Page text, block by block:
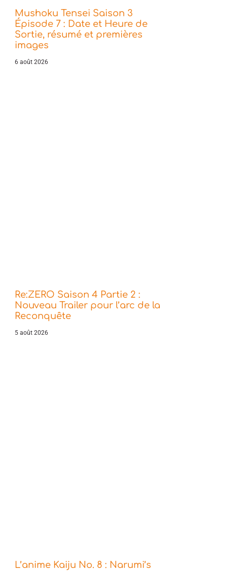
Mushoku Tensei Saison 3
Épisode 7 : Date et Heure de
Sortie, résumé et premières
images
6 août 2026
Re:ZERO Saison 4 Partie 2 :
Nouveau Trailer pour l’arc de la
Reconquête
5 août 2026
L’anime Kaiju No. 8 : Narumi’s